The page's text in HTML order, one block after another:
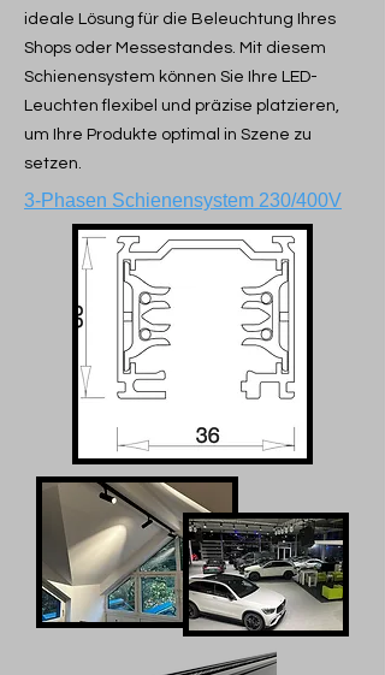
Schutzart: IP20
ideale Lösung für die Beleuchtung Ihres
Shops oder Messestandes. Mit diesem
Schienensystem können Sie Ihre LED-
Leuchten flexibel und präzise platzieren,
um Ihre Produkte optimal in Szene zu
setzen.
3-Phasen Schienensystem 230/400V